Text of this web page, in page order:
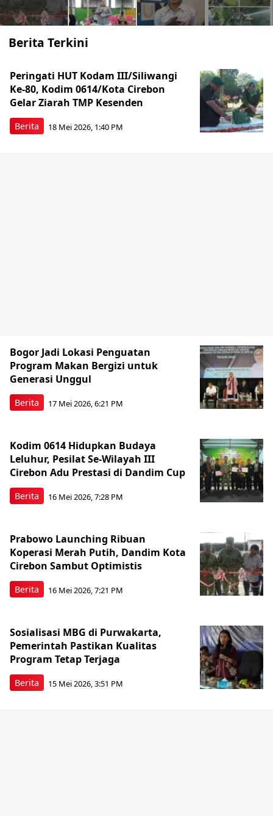
Berita Terkini
Berita
Peringati HUT Kodam III/Siliwangi
Ke-80, Kodim 0614/Kota Cirebon
Gelar Ziarah TMP Kesenden
18 Mei 2026, 1:40 PM
Berita
Bogor Jadi Lokasi Penguatan
Program Makan Bergizi untuk
Generasi Unggul
17 Mei 2026, 6:21 PM
Berita
Kodim 0614 Hidupkan Budaya
Leluhur, Pesilat Se-Wilayah III
Cirebon Adu Prestasi di Dandim Cup
16 Mei 2026, 7:28 PM
Berita
Prabowo Launching Ribuan
Koperasi Merah Putih, Dandim Kota
Cirebon Sambut Optimistis
16 Mei 2026, 7:21 PM
Berita
Sosialisasi MBG di Purwakarta,
Pemerintah Pastikan Kualitas
Program Tetap Terjaga
15 Mei 2026, 3:51 PM